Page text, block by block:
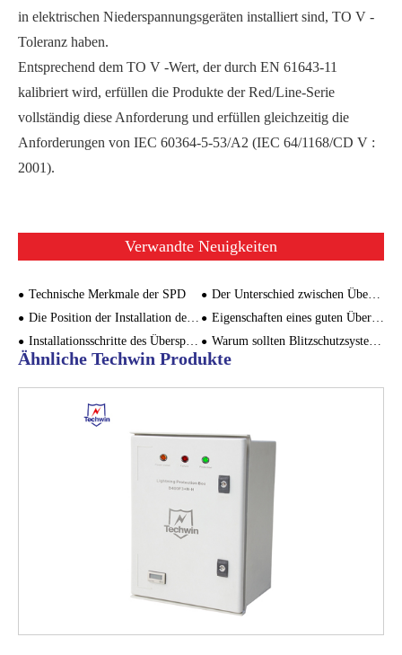
in elektrischen Niederspannungsgeräten installiert sind, TO V -
Toleranz haben.
Entsprechend dem TO V -Wert, der durch EN 61643-11
kalibriert wird, erfüllen die Produkte der Red/Line-Serie
vollständig diese Anforderung und erfüllen gleichzeitig die
Anforderungen von IEC 60364-5-53/A2 (IEC 64/1168/CD V :
2001).
Verwandte Neuigkeiten
Technische Merkmale der SPD
Der Unterschied zwischen Überspannungsschutz und Leckschutz
Die Position der Installation des Überspannungsschutzes
Eigenschaften eines guten Überspannungsschutzgeräts
Installationsschritte des Überspannungsschutzgeräts
Warum sollten Blitzschutzsysteme geerdet werden?
Ähnliche Techwin Produkte